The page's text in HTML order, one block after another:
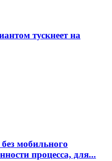
тускнеет на
мобильного
процесса, для...